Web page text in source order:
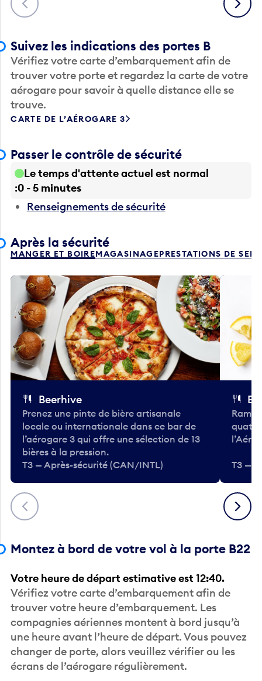
Suivez les indications des portes B
Vérifiez votre carte d’embarquement afin de
trouver votre porte et regardez la carte de votre
aérogare pour savoir à quelle distance elle se
trouve.
CARTE DE L’AÉROGARE 3
Passer le contrôle de sécurité
Le temps d'attente actuel est normal
0 - 5 minutes
Renseignements de sécurité
Après la sécurité
MANGER ET BOIREMAGASINAGEPRESTATIONS DE
Précédent
Beerhive
Prenez une pinte de bière artisanale
locale ou internationale dans ce bar de
l’aérogare 3 qui offre une sélection de 13
bières à la pression.
T3 — Après-sécurité (CAN/INTL)
T3 —
Suivant
Montez à bord de votre vol à la porte B22
Votre heure de départ estimative est 12:40.
Vérifiez votre carte d’embarquement afin de
trouver votre heure d’embarquement. Les
compagnies aériennes montent à bord jusqu’à
une heure avant l’heure de départ. Vous pouvez
changer de porte, alors veuillez vérifier ou les
écrans de l’aérogare régulièrement.